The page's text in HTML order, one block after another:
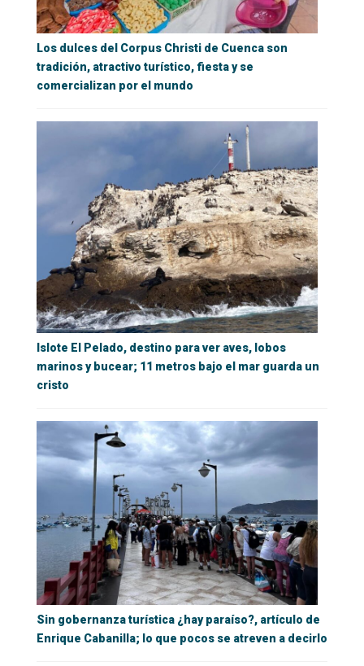
Los dulces del Corpus Christi de Cuenca son
tradición, atractivo turístico, fiesta y se
comercializan por el mundo
Islote El Pelado, destino para ver aves, lobos
marinos y bucear; 11 metros bajo el mar guarda un
cristo
Sin gobernanza turística ¿hay paraíso?, artículo de
Enrique Cabanilla; lo que pocos se atreven a decirlo